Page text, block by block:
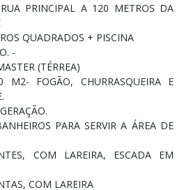
PRINCIPAL A 120 METROS DA
QUADRADOS + PISCINA
-
(TÉRREA)
M2- FOGÃO, CHURRASQUEIRA E
PARA SERVIR A ÁREA DE
COM LAREIRA, ESCADA EM
COM LAREIRA